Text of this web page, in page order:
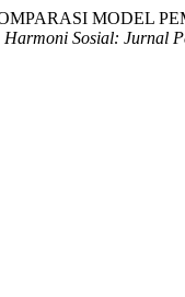
MODEL
Harmoni Sosial: Jurnal